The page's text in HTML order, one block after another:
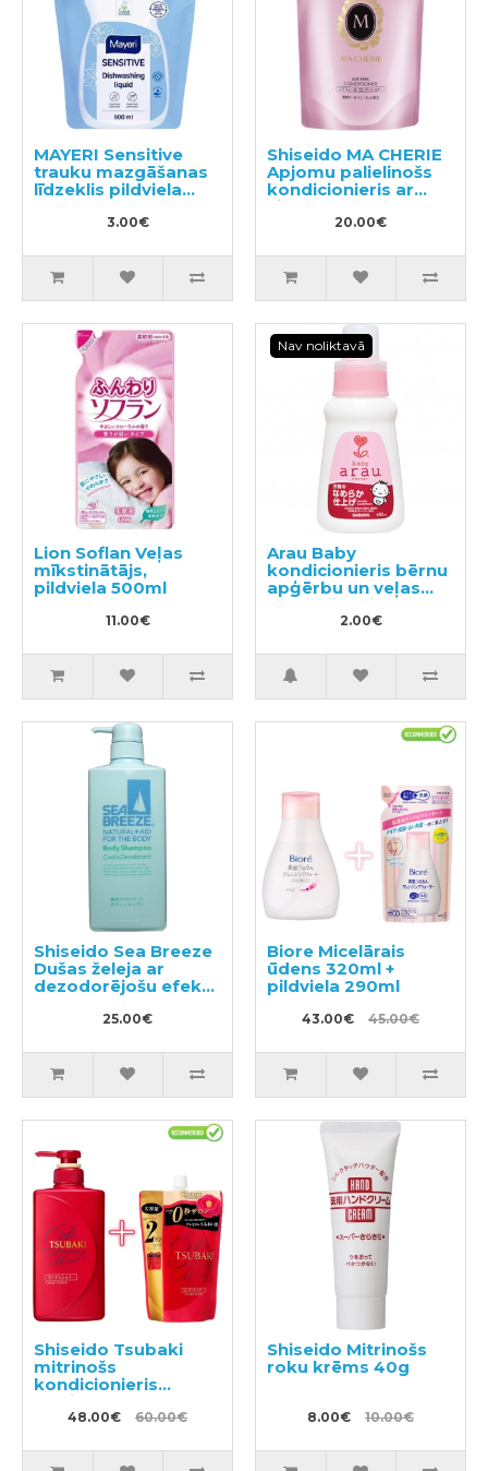
MAYERI Sensitive
trauku mazgāšanas
līdzeklis pildviela
3.00€
Shiseido MA CHERIE
Apjomu palielinošs
kondicionieris ar
ziedu-augļu
aromātu, pildviela
20.00€
Lion Soflan Veļas
mīkstinātājs,
pildviela 500ml
11.00€
Nav noliktavā
Arau Baby
kondicionieris bērnu
apģērbu un veļas
mazgāšanai,
paraugs 50ml
2.00€
Shiseido Sea Breeze
Dušas želeja ar
dezodorējošu efektu
25.00€
Biore Micelārais
ūdens 320ml +
pildviela 290ml
43.00€ 45.00€
Shiseido Tsubaki
mitrinošs
kondicionieris
matiem 490ml +
pildviela 660ml
48.00€ 60.00€
Shiseido Mitrinošs
roku krēms 40g
8.00€ 10.00€